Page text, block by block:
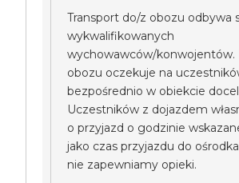
Transport do/z obozu odbywa
wykwalifikowanych
wychowawców/konwojentów.
obozu oczekuje na
bezpośrednio w obiekcie
Uczestników z dojazdem
o przyjazd o godzinie
jako czas przyjazdu do
nie zapewniamy opieki.